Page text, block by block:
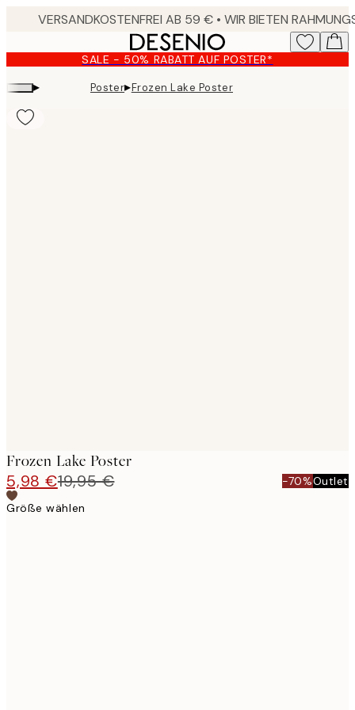
content.
SALE - 50% RABATT AUF POSTER*
▸ Poster▸Frozen Lake Poster
Frozen Lake Poster
5,98 €19,95 € -70%Outlet
Größe wählen